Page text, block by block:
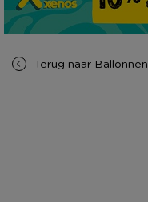
Terug naar Ballonnen